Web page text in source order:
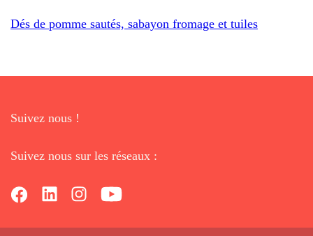
Dés de pomme sautés, sabayon fromage et tuiles
Suivez nous !
Suivez nous sur les réseaux :